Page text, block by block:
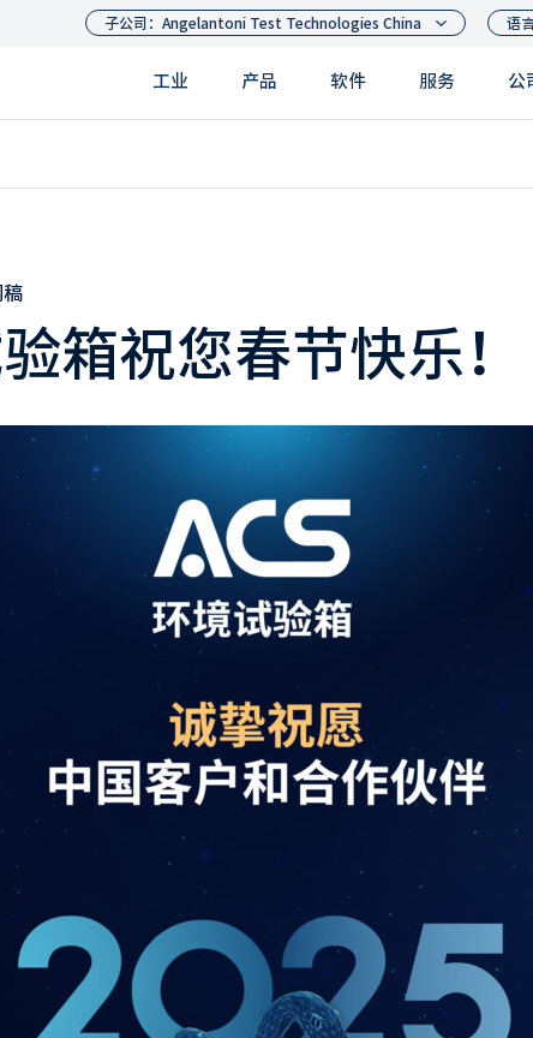
工业 产品 软件 服务 公
稿
箱祝您春节快乐！